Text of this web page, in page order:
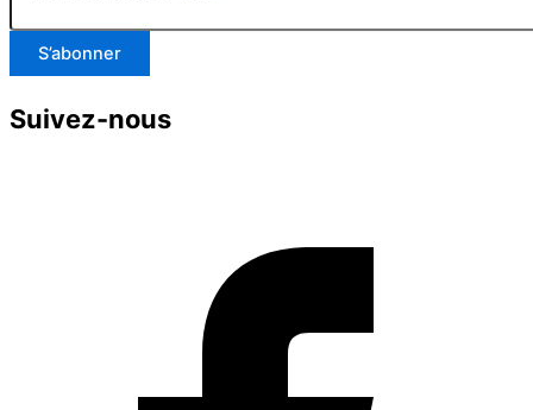
mail
S’abonner
Suivez-nous